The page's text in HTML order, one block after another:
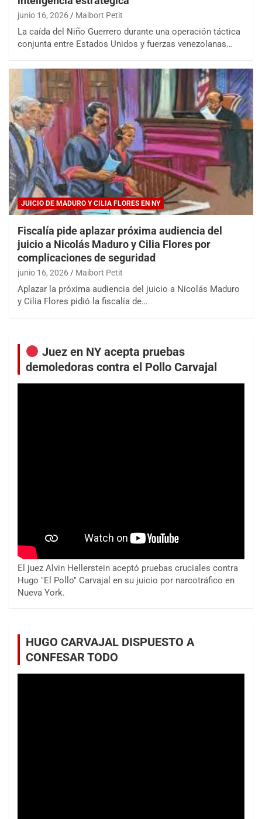
junio 16, 2026 Maibort Petit
La caída del Niño Guerrero durante una operación táctica
conjunta entre Estados Unidos y fuerzas venezolanas…
JUICIO DE MADURO Y CILIA FLORES EN NY
Fiscalía pide aplazar próxima audiencia del
juicio a Nicolás Maduro y Cilia Flores por
complicaciones de seguridad
junio 16, 2026 Maibort Petit
Aplazar la próxima audiencia del juicio a Nicolás Maduro
y Cilia Flores pidió la fiscalía de…
Juez en NY acepta pruebas
demoledoras contra el Pollo Carvajal
El juez Alvin Hellerstein aceptó pruebas cruciales contra
Hugo "El Pollo" Carvajal en su juicio por narcotráfico en
Nueva York.
HUGO CARVAJAL DISPUESTO A
CONFESAR TODO